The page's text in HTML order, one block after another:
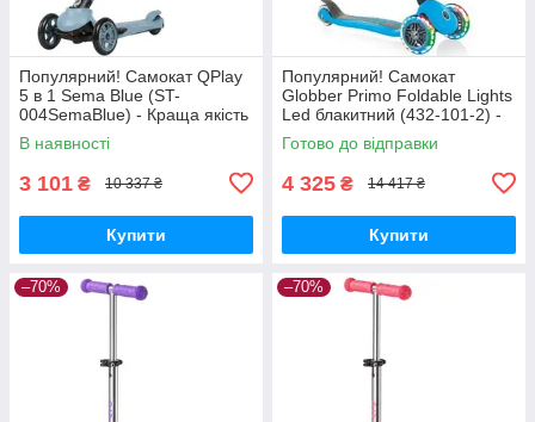
Популярний! Самокат QPlay
5 в 1 Sema Blue (ST-
004SemaBlue) - Краща якість
тільки на Nukleon.com.ua
В наявності
3 101 ₴ 10 337 ₴
Купити
Популярний! Самокат
Globber Primo Foldable Lights
Led блакитний (432-101-2) -
Краща якість тільки на
Nukleon.com.ua
Готово до відправки
4 325 ₴ 14 417 ₴
Купити
–70% –70%